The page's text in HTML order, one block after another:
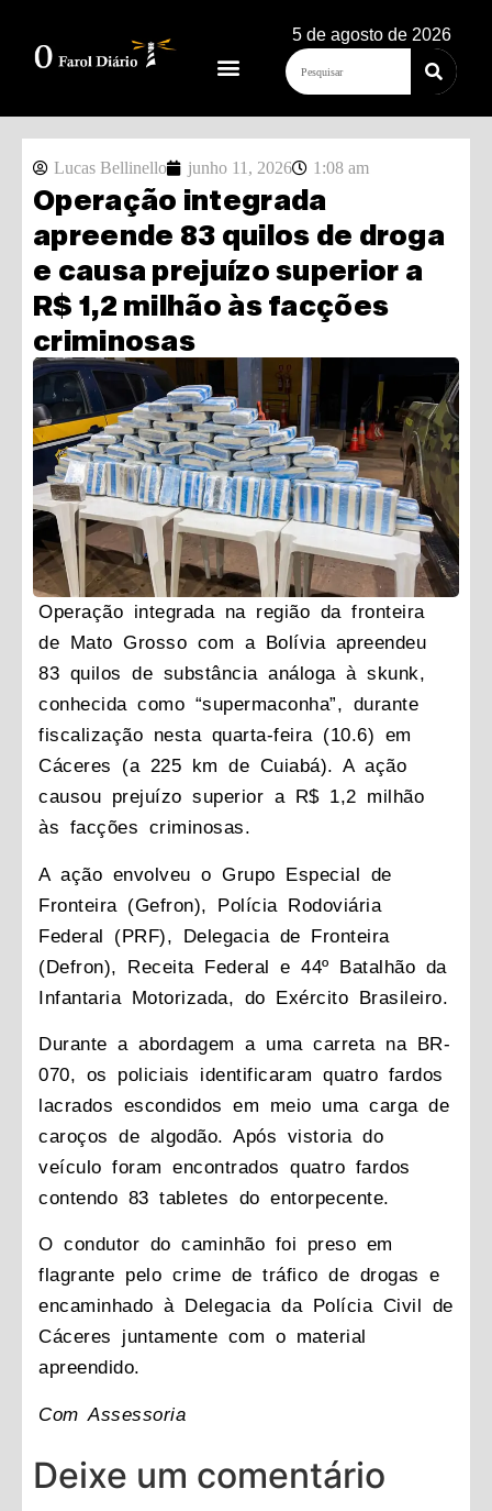
5 de agosto de 2026
Lucas Bellinello junho 11, 2026 1:08 am
Operação integrada
apreende 83 quilos de droga
e causa prejuízo superior a
R$ 1,2 milhão às facções
criminosas
Operação integrada na região da fronteira
de Mato Grosso com a Bolívia apreendeu
83 quilos de substância análoga à skunk,
conhecida como “supermaconha”, durante
fiscalização nesta quarta-feira (10.6) em
Cáceres (a 225 km de Cuiabá). A ação
causou prejuízo superior a R$ 1,2 milhão
às facções criminosas.
A ação envolveu o Grupo Especial de
Fronteira (Gefron), Polícia Rodoviária
Federal (PRF), Delegacia de Fronteira
(Defron), Receita Federal e 44º Batalhão da
Infantaria Motorizada, do Exército Brasileiro.
Durante a abordagem a uma carreta na BR-
070, os policiais identificaram quatro fardos
lacrados escondidos em meio uma carga de
caroços de algodão. Após vistoria do
veículo foram encontrados quatro fardos
contendo 83 tabletes do entorpecente.
O condutor do caminhão foi preso em
flagrante pelo crime de tráfico de drogas e
encaminhado à Delegacia da Polícia Civil de
Cáceres juntamente com o material
apreendido.
Com Assessoria
Deixe um comentário